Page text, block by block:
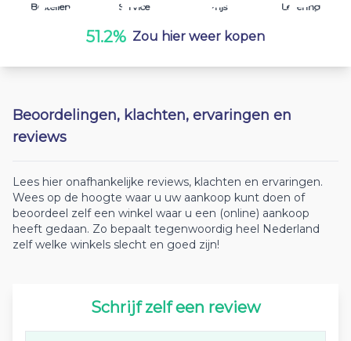
Bestellen Service Prijs Levering
51.2% Zou hier weer kopen
Beoordelingen, klachten, ervaringen en
reviews
Lees hier onafhankelijke reviews, klachten en ervaringen.
Wees op de hoogte waar u uw aankoop kunt doen of
beoordeel zelf een winkel waar u een (online) aankoop
heeft gedaan. Zo bepaalt tegenwoordig heel Nederland
zelf welke winkels slecht en goed zijn!
Schrijf zelf een review